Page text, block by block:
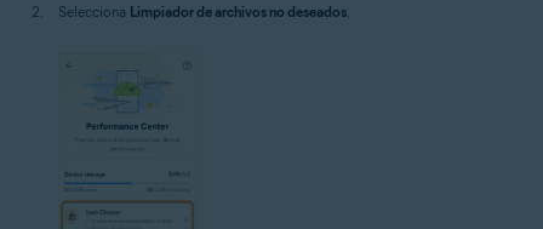
Selecciona Limpiador de archivos no deseados